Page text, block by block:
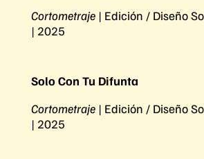
Cortometraje | Edición / Diseño
| 2025
Solo Con Tu Difunta
Cortometraje | Edición / Diseño
| 2025